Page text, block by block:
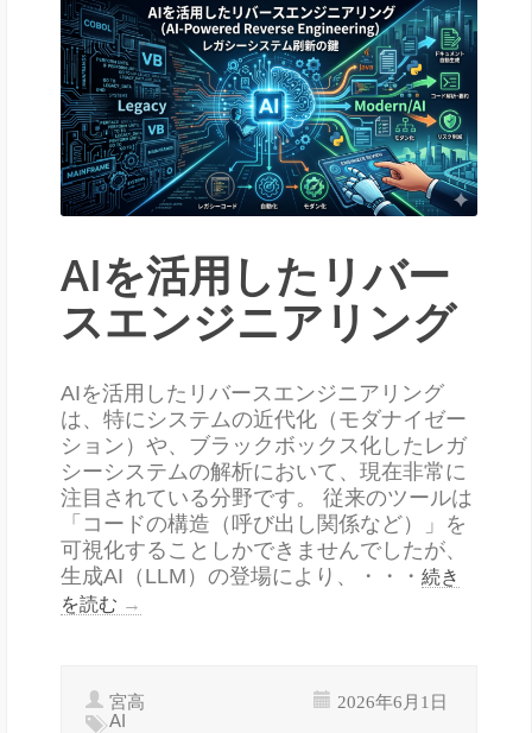
AIを活用したリバー
スエンジニアリング
AIを活用したリバースエンジニアリング
は、特にシステムの近代化（モダナイゼー
ション）や、ブラックボックス化したレガ
シーシステムの解析において、現在非常に
注目されている分野です。 従来のツールは
「コードの構造（呼び出し関係など）」を
可視化することしかできませんでしたが、
生成AI（LLM）の登場により、・・・ 続き
を読む →
宮高 2026年6月1日
AI